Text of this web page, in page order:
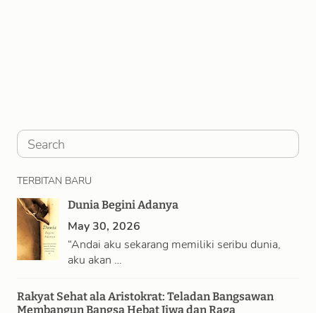
S
a
r
c
h
TERBITAN BARU
Dunia Begini Adanya
May 30, 2026
“Andai aku sekarang memiliki seribu dunia,
aku akan …
Rakyat Sehat ala Aristokrat: Teladan Bangsawan
Membangun Bangsa Hebat Jiwa dan Raga